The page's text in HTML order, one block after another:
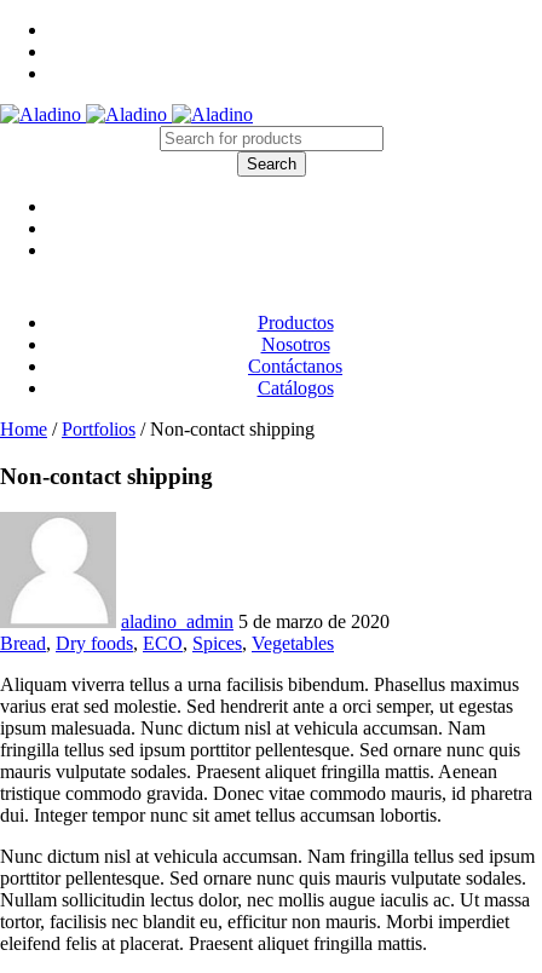
Productos
Nosotros
Contáctanos
Catálogos
Home / Portfolios / Non-contact shipping
Non-contact shipping
aladino_admin 5 de marzo de 2020
Bread, Dry foods, ECO, Spices, Vegetables
Aliquam viverra tellus a urna facilisis bibendum. Phasellus maximus
varius erat sed molestie. Sed hendrerit ante a orci semper, ut egestas
ipsum malesuada. Nunc dictum nisl at vehicula accumsan. Nam
fringilla tellus sed ipsum porttitor pellentesque. Sed ornare nunc quis
mauris vulputate sodales. Praesent aliquet fringilla mattis. Aenean
tristique commodo gravida. Donec vitae commodo mauris, id pharetra
dui. Integer tempor nunc sit amet tellus accumsan lobortis.
Nunc dictum nisl at vehicula accumsan. Nam fringilla tellus sed ipsum
porttitor pellentesque. Sed ornare nunc quis mauris vulputate sodales.
Nullam sollicitudin lectus dolor, nec mollis augue iaculis ac. Ut massa
tortor, facilisis nec blandit eu, efficitur non mauris. Morbi imperdiet
eleifend felis at placerat. Praesent aliquet fringilla mattis.